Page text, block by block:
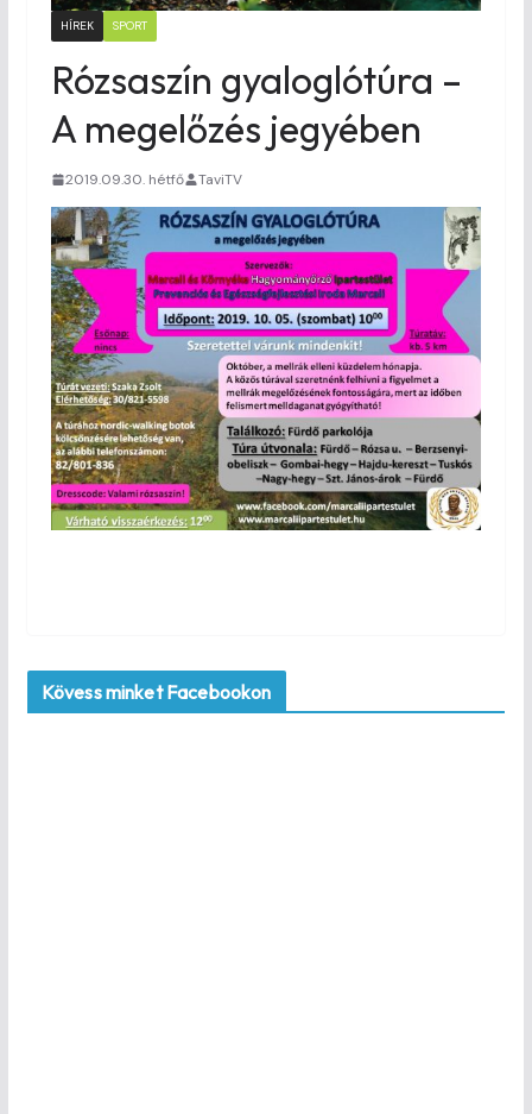
HÍREK SPORT
Rózsaszín gyaloglótúra –
A megelőzés jegyében
2019.09.30. hétfő TaviTV
Kövess minket Facebookon